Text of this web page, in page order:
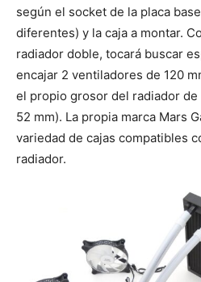
según el socket de la placa
diferentes) y la caja a montar.
radiador doble, tocará buscar
encajar 2 ventiladores de 120
el propio grosor del radiador
52 mm). La propia marca Mars
variedad de cajas compatibles
radiador.